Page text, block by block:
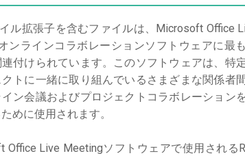
ル拡張子を含むファイルは、Microsoft Office
ンラインコラボレーションソフトウェアに最
付けられています。このソフトウェアは、特
トに一緒に取り組んでいるさまざまな関係者
ン会議およびプロジェクトコラボレーション
めに使用されます。
Office Live Meetingソフトウェアで使用される